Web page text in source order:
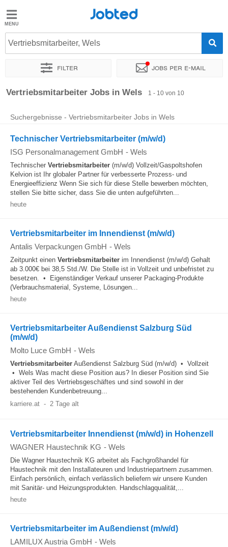
Jobted
Jobs
Jobted
Vertriebsmitarbeiter, Wels
Filter Jobs per e-mail
Sortieren nach Genauer Standort Unternehmen
Vertriebsmitarbeiter Jobs in Wels 1 - 10 von 10
Suchergebnisse - Vertriebsmitarbeiter Jobs in Wels
Technischer Vertriebsmitarbeiter (m/w/d)
ISG Personalmanagement GmbH - Wels
Technischer Vertriebsmitarbeiter (m/w/d) Vollzeit/Gaspoltshofen
Kelvion ist Ihr globaler Partner für verbesserte Prozess- und
Energieeffizienz Wenn Sie sich für diese Stelle bewerben möchten,
stellen Sie bitte sicher, dass Sie die unten aufgeführten...
heute
Vertriebsmitarbeiter im Innendienst (m/w/d)
Antalis Verpackungen GmbH - Wels
Zeitpunkt einen Vertriebsmitarbeiter im Innendienst (m/w/d) Gehalt
ab 3.000€ bei 38,5 Std./W. Die Stelle ist in Vollzeit und unbefristet zu
besetzen. • Eigenständiger Verkauf unserer Packaging-Produkte
(Verbrauchsmaterial, Systeme, Lösungen...
heute
Vertriebsmitarbeiter Außendienst Salzburg Süd
(m/w/d)
Molto Luce GmbH - Wels
Vertriebsmitarbeiter Außendienst Salzburg Süd (m/w/d) • Vollzeit
• Wels Was macht diese Position aus? In dieser Position sind Sie
aktiver Teil des Vertriebsgeschäftes und sind sowohl in der
bestehenden Kundenbetreuung...
karriere.at - 2 Tage alt
Vertriebsmitarbeiter Innendienst (m/w/d) in Hohenzell
WAGNER Haustechnik KG - Wels
Die Wagner Haustechnik KG arbeitet als Fachgroßhandel für
Haustechnik mit den Installateuren und Industriepartnern zusammen.
Einfach persönlich, einfach verlässlich beliefern wir unsere Kunden
mit Sanitär- und Heizungsprodukten. Handschlagqualität,...
heute
Vertriebsmitarbeiter im Außendienst (m/w/d)
LAMILUX Austria GmbH - Wels